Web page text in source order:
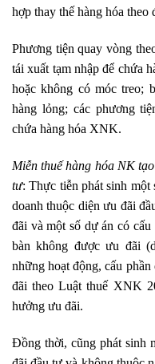
hợp thay thế hàng hóa theo
Phương tiện quay vòng
tái xuất tạm nhập để chứa
hoặc không có móc treo;
hàng lỏng; các phương
chứa hàng hóa XNK.
Miễn thuế hàng hóa NK
tư: Thực tiễn phát sinh một
doanh thuộc diện ưu đãi
đãi và một số dự án có
bàn không được ưu đãi
những hoạt động, cấu
đãi theo Luật thuế XNK
hưởng ưu đãi.
Đồng thời, cũng phát sinh